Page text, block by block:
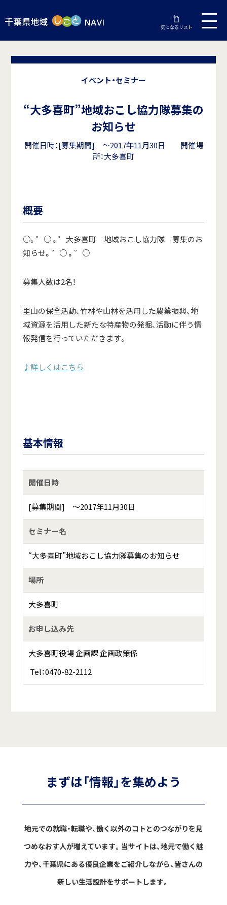
気になるリスト
イベント・セミナー
“大多喜町”地域おこし協力隊募集の
お知らせ
開催日時：[募集期間] ～2017年11月30日 開催場
所：大多喜町
概要
○。゜○ 。゜大多喜町 地域おこし協力隊 募集のお
知らせ。゜○ 。゜○
募集人数は2名！
里山の保全活動、竹林や山林を活用した農業振興、地
域資源を活用した新たな特産物の発掘、活動に伴う情
報発信を行っていただきます。
♪詳しくはこちら
基本情報
開催日時
[募集期間] ～2017年11月30日
セミナー名
“大多喜町”地域おこし協力隊募集のお知らせ
場所
大多喜町
お申し込み先
大多喜町役場 企画課 企画政策係
Tel：0470-82-2112
まずは「情報」を集めよう
地元での就職・転職や、働く以外のコトとのつながりを見
つめなおす人が増えています。 当サイトは、地元で働く魅
力や、千葉県にある優良企業をご紹介しながら、皆さんの
新しい生活設計をサポートします。